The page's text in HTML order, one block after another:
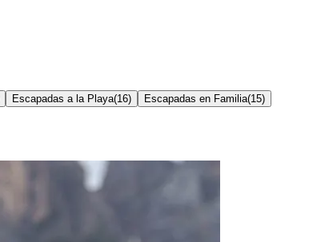
Escapadas a la Playa(16) Escapadas en Familia(15)